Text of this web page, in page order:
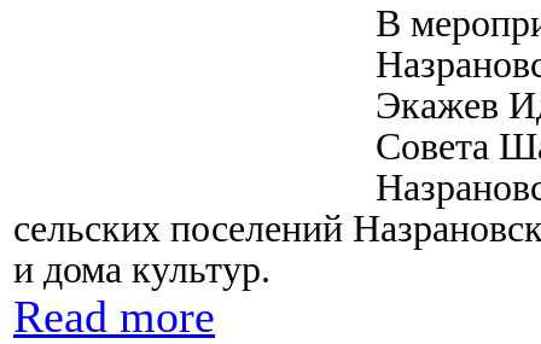
В
Экажев
Совета
сельских поселений
и дома культур.
Read more